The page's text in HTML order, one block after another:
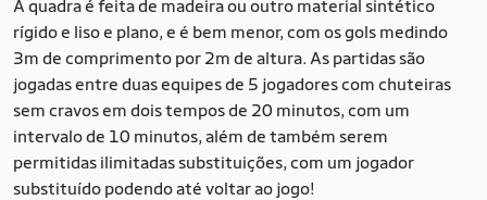
A quadra é feita de madeira ou outro material sintético
rígido e liso e plano, e é bem menor, com os gols medindo
3m de comprimento por 2m de altura. As partidas são
jogadas entre duas equipes de 5 jogadores com chuteiras
sem cravos em dois tempos de 20 minutos, com um
intervalo de 10 minutos, além de também serem
permitidas ilimitadas substituições, com um jogador
substituído podendo até voltar ao jogo!